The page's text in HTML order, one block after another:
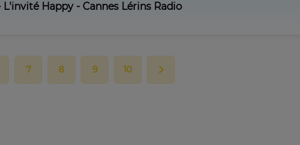
Happy - Cannes Lérins Radio
7 8 9 10